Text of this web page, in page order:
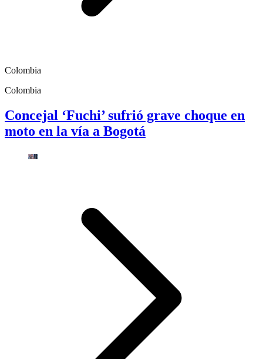
Colombia
Colombia
Concejal ‘Fuchi’ sufrió grave choque en
moto en la vía a Bogotá